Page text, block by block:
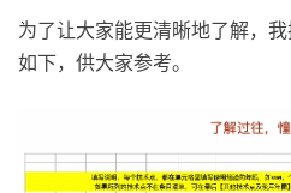
为了让大家能更清晰地了解，
如下，供大家参考。